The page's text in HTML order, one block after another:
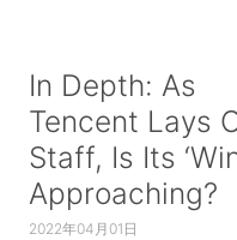
In Depth: As
Tencent Lays
Staff, Is Its
Approaching?
2022年04月01日